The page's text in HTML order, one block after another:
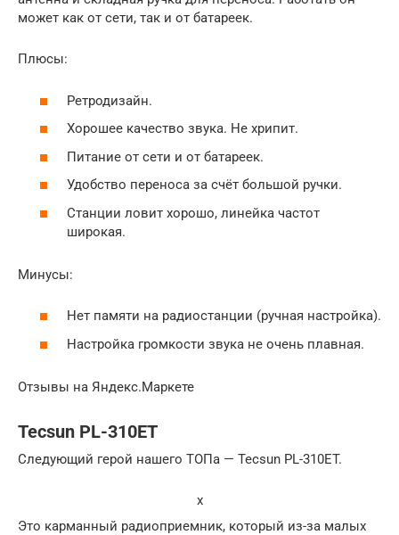
может как от сети, так и от батареек.
Плюсы:
Ретродизайн.
Хорошее качество звука. Не хрипит.
Питание от сети и от батареек.
Удобство переноса за счёт большой ручки.
Станции ловит хорошо, линейка частот
широкая.
Минусы:
Нет памяти на радиостанции (ручная настройка).
Настройка громкости звука не очень плавная.
Отзывы на Яндекс.Маркете
Tecsun PL-310ET
Следующий герой нашего ТОПа — Tecsun PL-310ET.
x
Это карманный радиоприемник, который из-за малых